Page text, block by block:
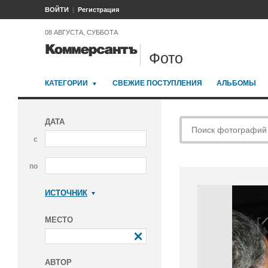
ВОЙТИ Регистрация
08 АВГУСТА, СУББОТА
Фото
КАТЕГОРИИ СВЕЖИЕ ПОСТУПЛЕНИЯ АЛЬБОМЫ
ДАТА
с
по
ИСТОЧНИК
МЕСТО
АВТОР